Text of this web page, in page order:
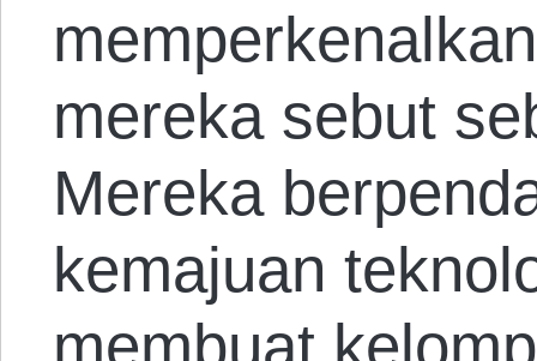
mereka sebut
Mereka
kemajuan
membuat